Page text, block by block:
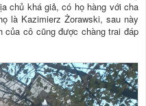
chủ khá giả, có họ hàng với cha
là Kazimierz Żorawski, sau này
cô cũng được chàng trai đáp